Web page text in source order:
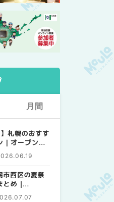
札幌のおすす
｜オープン日
通公園から
| MouLa
西区の夏祭
とめ |
【2026年最新】札幌のおすす
めビアガーデン｜オープン日
穴場テラスまで | MouLa
HOKKAIDO
24
2026年夏 札幌市西区の夏祭
り・イベントまとめ |
12
月間
【2026年最新】札幌のおすす
めビアガーデン｜オープン日
穴場テラスまで | MouLa
HOKKAIDO
24
2026年夏 札幌市北区の夏祭
り・イベントまとめ |
9